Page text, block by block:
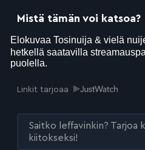
Mistä tämän voi katsoa?
Linkit tarjoaa
Saitko leffavinkin? Tarjoa
kiitokseksi!